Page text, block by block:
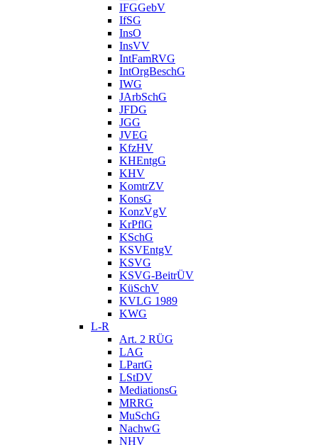
IFGGebV
IfSG
InsO
InsVV
IntFamRVG
IntOrgBeschG
IWG
JArbSchG
JFDG
JGG
JVEG
KfzHV
KHEntgG
KHV
KomtrZV
KonsG
KonzVgV
KrPflG
KSchG
KSVEntgV
KSVG
KSVG-BeitrÜV
KüSchV
KVLG 1989
KWG
L-R
Art. 2 RÜG
LAG
LPartG
LStDV
MediationsG
MRRG
MuSchG
NachwG
NHV